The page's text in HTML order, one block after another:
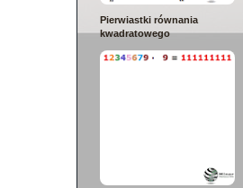
Pierwiastki równania
kwadratowego